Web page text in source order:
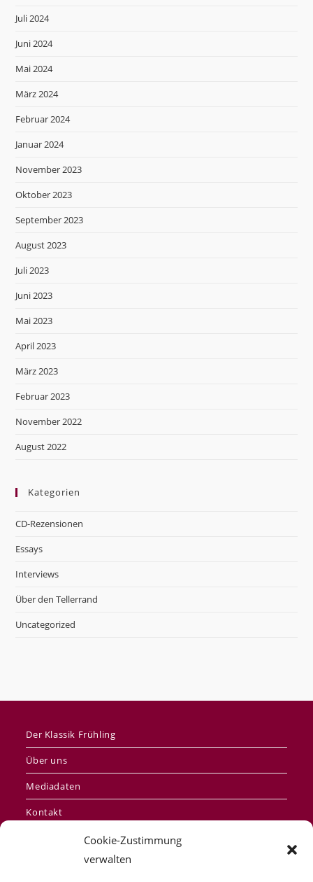
Cookie-Zustimmung
verwalten
Juli 2024
Juni 2024
Mai 2024
März 2024
Februar 2024
Januar 2024
November 2023
Oktober 2023
September 2023
August 2023
Juli 2023
Juni 2023
Mai 2023
April 2023
März 2023
Februar 2023
November 2022
August 2022
Kategorien
CD-Rezensionen
Essays
Interviews
Über den Tellerrand
Uncategorized
Der Klassik Frühling
Über uns
Mediadaten
Kontakt
Datenschutzerklärung